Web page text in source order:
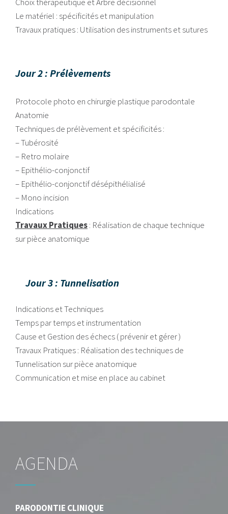
Le matériel : spécificités et manipulation
Travaux pratiques : Utilisation des instruments et sutures
Jour 2 : Prélèvements
Protocole photo en chirurgie plastique parodontale
Anatomie
Techniques de prélèvement et spécificités :
– Tubérosité
– Retro molaire
– Epithélio-conjonctif
– Epithélio-conjonctif désépithélialisé
– Mono incision
Indications
Travaux Pratiques: Réalisation de chaque technique
sur pièce anatomique
Jour 3 : Tunnelisation
Indications et Techniques
Temps par temps et instrumentation
Cause et Gestion des échecs ( prévenir et gérer )
Travaux Pratiques : Réalisation des techniques de
Tunnelisation sur pièce anatomique
Communication et mise en place au cabinet
AGENDA
PARODONTIE CLINIQUE